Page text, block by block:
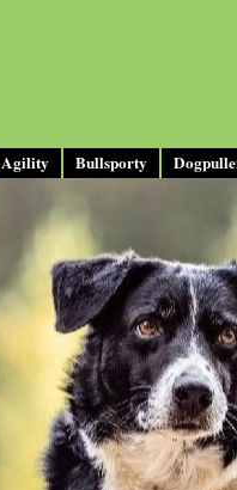
Agility Bullsporty